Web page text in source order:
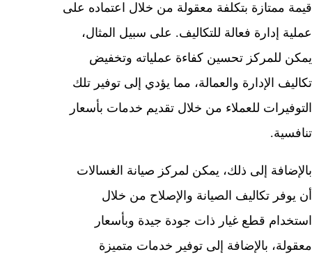
قيمة ممتازة بتكلفة معقولة من خلال اعتماده على
عملية إدارة فعالة للتكاليف. على سبيل المثال،
يمكن للمركز تحسين كفاءة عملياته وتخفيض
تكاليف الإدارة والعمالة، مما يؤدي إلى توفير تلك
التوفيرات للعملاء من خلال تقديم خدمات بأسعار
تنافسية.
بالإضافة إلى ذلك، يمكن لمركز صيانة الغسالات
أن يوفر تكاليف الصيانة والإصلاح من خلال
استخدام قطع غيار ذات جودة جيدة وبأسعار
معقولة، بالإضافة إلى توفير خدمات متميزة